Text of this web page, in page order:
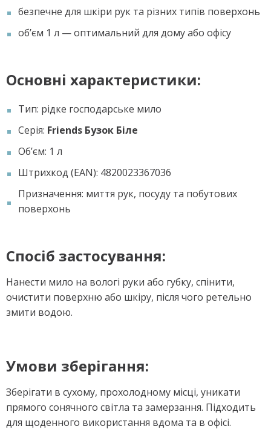
безпечне для шкіри рук та різних типів поверхонь
об’єм 1 л — оптимальний для дому або офісу
Основні характеристики:
Тип: рідке господарське мило
Серія: Friends Бузок Біле
Об’єм: 1 л
Штрихкод (EAN): 4820023367036
Призначення: миття рук, посуду та побутових
поверхонь
Спосіб застосування:
Нанести мило на вологі руки або губку, спінити,
очистити поверхню або шкіру, після чого ретельно
змити водою.
Умови зберігання:
Зберігати в сухому, прохолодному місці, уникати
прямого сонячного світла та замерзання. Підходить
для щоденного використання вдома та в офісі.